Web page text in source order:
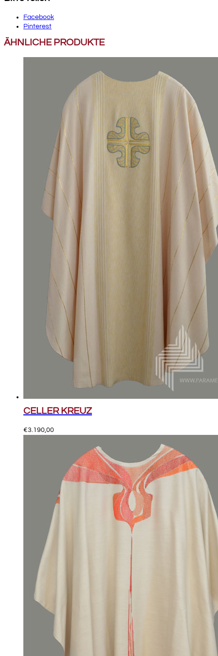
Facebook
Pinterest
ÄHNLICHE PRODUKTE
CELLER KREUZ
€3.190,00